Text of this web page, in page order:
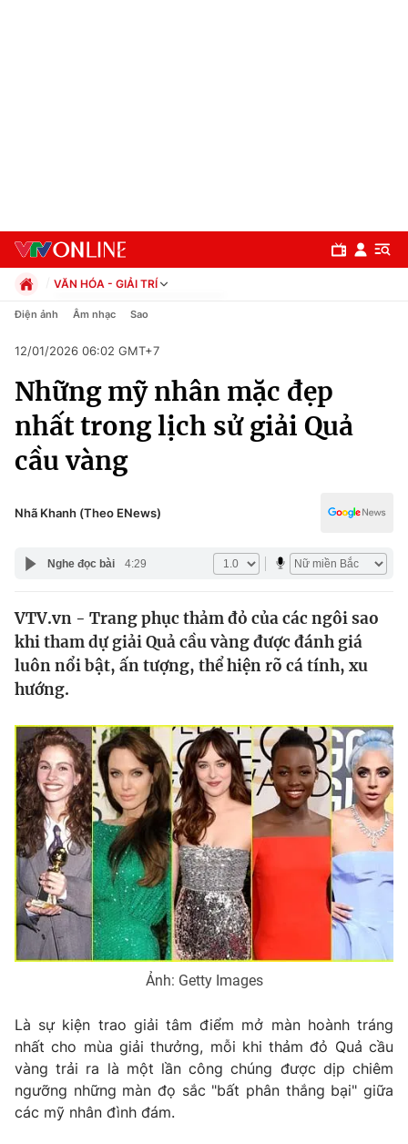
Chuyên mục
Chính trị
Xã hội
Pháp luật
Y tế
Thế giới
Tin tức
Thế giới đó đây
Câu chuyện quốc tế
Kinh tế
Thị trường
Góc doanh nghiệp
Dữ liệu và đời sống
Truyền hình
Phim VTV
Hậu trường
Nhân vật
Khán giả
Giải sao mai
Giải trí
Điện ảnh
Âm nhạc
Sao
Đời sống
Du lịch
Làm đẹp
Giáo dục
Học trực tuyến
Hitech Công nghệ tương lai
Sản phẩm
Thị trường
Giao lưu trực tuyến
Lịch phát sóng
VĂN HÓA - GIẢI TRÍ
Chính trị
Pháp luật
Kinh tế
Thể thao
Truyền hình
Văn hóa - Giải trí
Công nghệ
Điện ảnh Âm nhạc Sao
12/01/2026 06:02 GMT+7
Những mỹ nhân mặc đẹp
nhất trong lịch sử giải Quả
cầu vàng
Nhã Khanh (Theo ENews)
Nghe đọc bài 4:29
VTV.vn - Trang phục thảm đỏ của các ngôi sao
khi tham dự giải Quả cầu vàng được đánh giá
luôn nổi bật, ấn tượng, thể hiện rõ cá tính, xu
hướng.
Ảnh: Getty Images
Là sự kiện trao giải tâm điểm mở màn hoành tráng
nhất cho mùa giải thưởng, mỗi khi thảm đỏ Quả cầu
vàng trải ra là một lần công chúng được dịp chiêm
ngưỡng những màn đọ sắc "bất phân thắng bại" giữa
các mỹ nhân đình đám.